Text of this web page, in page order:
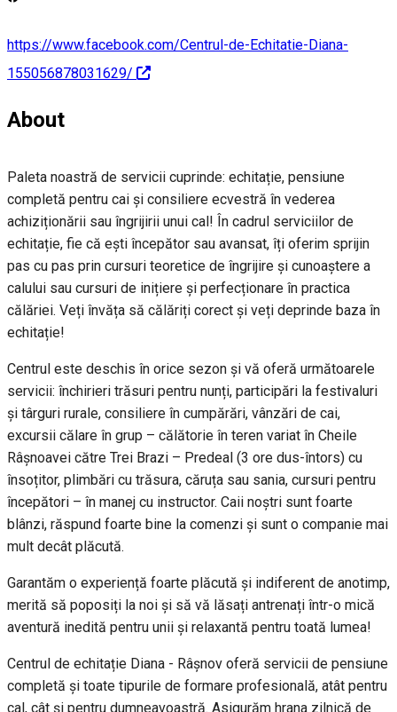
https://www.facebook.com/Centrul-de-Echitatie-Diana-
155056878031629/
About
Paleta noastră de servicii cuprinde: echitație, pensiune
completă pentru cai și consiliere ecvestră în vederea
achiziționării sau îngrijirii unui cal! În cadrul serviciilor de
echitație, fie că ești începător sau avansat, îți oferim sprijin
pas cu pas prin cursuri teoretice de îngrijire și cunoaștere a
calului sau cursuri de inițiere și perfecționare în practica
călăriei. Veți învăța să călăriți corect și veți deprinde baza în
echitație!
Centrul este deschis în orice sezon și vă oferă următoarele
servicii: închirieri trăsuri pentru nunți, participări la festivaluri
și târguri rurale, consiliere în cumpărări, vânzări de cai,
excursii călare în grup – călătorie în teren variat în Cheile
Râșnoavei către Trei Brazi – Predeal (3 ore dus-întors) cu
însoțitor, plimbări cu trăsura, căruța sau sania, cursuri pentru
începători – în manej cu instructor. Caii noștri sunt foarte
blânzi, răspund foarte bine la comenzi și sunt o companie mai
mult decât plăcută.
Garantăm o experiență foarte plăcută și indiferent de anotimp,
merită să poposiți la noi și să vă lăsați antrenați într-o mică
aventură inedită pentru unii și relaxantă pentru toată lumea!
Centrul de echitație Diana - Râșnov oferă servicii de pensiune
completă și toate tipurile de formare profesională, atât pentru
cal, cât și pentru dumneavoastră. Asigurăm hrana zilnică de